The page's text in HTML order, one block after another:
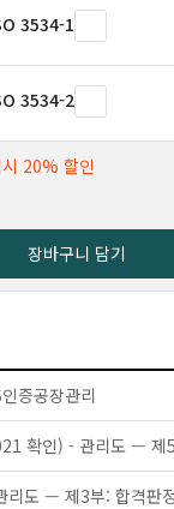
3534-1
3534-2
20% 할인
장바구니 담기
증공장관리
리도 — 제3부: 합격판